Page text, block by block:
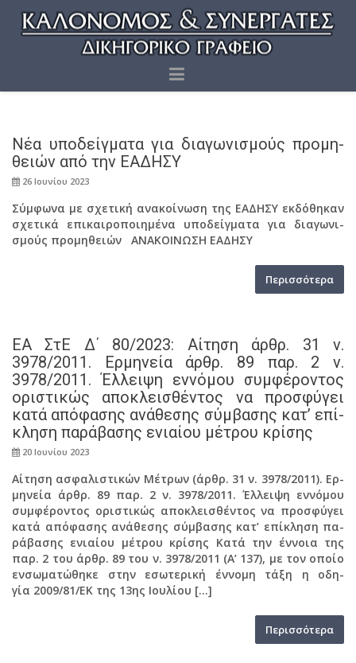
Νέα υπο­δείγ­μα­τα για δια­γω­νι­σμούς προ­μη­
θειών από την ΕΑ­ΔΗ­ΣΥ
26 Ιου­νί­ου 2023
Σύμ­φω­να με σχε­τι­κή ανα­κοί­νω­ση της ΕΑ­ΔΗ­ΣΥ εκ­δό­θη­καν
σχε­τι­κά επι­και­ρο­ποι­η­μέ­να υπο­δείγ­μα­τα για δια­γω­νι­
σμούς προ­μη­θειών ΑΝΑ­ΚΟΙ­ΝΩ­ΣΗ ΕΑ­ΔΗ­ΣΥ
Πε­ρισ­σό­τε­ρα
ΕΑ ΣτΕ Δ΄ 80/2023: Αί­τη­ση άρθρ. 31 ν.
3978/2011. Ερ­μη­νεία άρθρ. 89 παρ. 2 ν.
3978/2011. Έλ­λει­ψη εν­νό­μου συμ­φέ­ρο­ντος
ορι­στι­κώς απο­κλει­σθέ­ντος να προ­σφύ­γει
κατά από­φα­σης ανά­θε­σης σύμ­βα­σης κατ’ επί­
κλη­ση πα­ρά­βα­σης ενιαί­ου μέ­τρου κρί­σης
20 Ιου­νί­ου 2023
Αί­τη­ση ασφα­λι­στι­κών Μέ­τρων (άρθρ. 31 ν. 3978/2011). Ερ­
μη­νεία άρθρ. 89 παρ. 2 ν. 3978/2011. Έλ­λει­ψη εν­νό­μου
συμ­φέ­ρο­ντος ορι­στι­κώς απο­κλει­σθέ­ντος να προ­σφύ­γει
κατά από­φα­σης ανά­θε­σης σύμ­βα­σης κατ’ επί­κλη­ση πα­
ρά­βα­σης ενιαί­ου μέ­τρου κρί­σης Κατά την έν­νοια της
παρ. 2 του άρθρ. 89 του ν. 3978/2011 (A’ 137), με τον οποίο
εν­σω­μα­τώ­θη­κε στην εσω­τε­ρι­κή έν­νο­μη τάξη η οδη­
γία 2009/81/ΕΚ της 13ης Ιου­λί­ου […]
Πε­ρισ­σό­τε­ρα